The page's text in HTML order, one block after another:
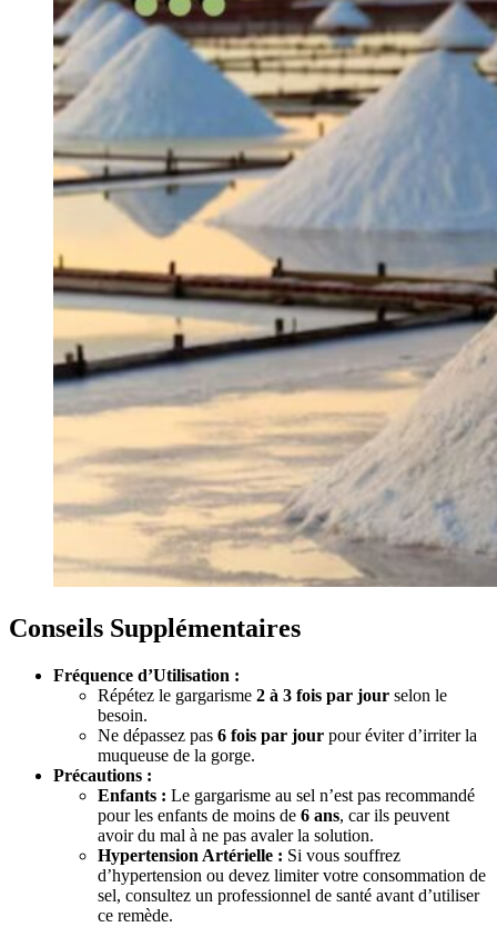
Conseils Supplémentaires
Fréquence d’Utilisation :
Répétez le gargarisme 2 à 3 fois par jour selon le
besoin.
Ne dépassez pas 6 fois par jour pour éviter d’irriter la
muqueuse de la gorge.
Précautions :
Enfants : Le gargarisme au sel n’est pas recommandé
pour les enfants de moins de 6 ans, car ils peuvent
avoir du mal à ne pas avaler la solution.
Hypertension Artérielle : Si vous souffrez
d’hypertension ou devez limiter votre consommation de
sel, consultez un professionnel de santé avant d’utiliser
ce remède.